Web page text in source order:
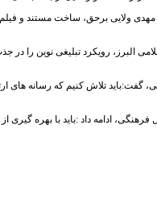
ولایی برحق، ساخت مستند و
البرز، رویکرد تبلیغی نوین را
گفت:باید تلاش کنیم که رسانه های
فرهنگی، ادامه داد :باید با بهره